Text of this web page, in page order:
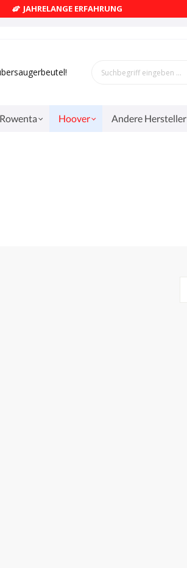
JAHRELANGE ERFAHRUNG
Rowenta Hoover Andere Hersteller